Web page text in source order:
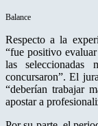
Balance
Respecto a la
“fue positivo
las seleccionadas
concursaron”. El
“deberían trabajar
apostar a